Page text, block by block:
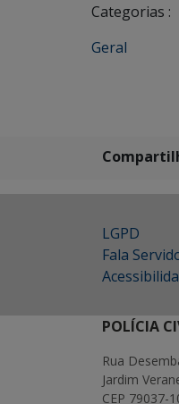
Categorias :
Geral
LGPD
Fala
POLÍCIA
Rua
Jardim
CEP 79037-